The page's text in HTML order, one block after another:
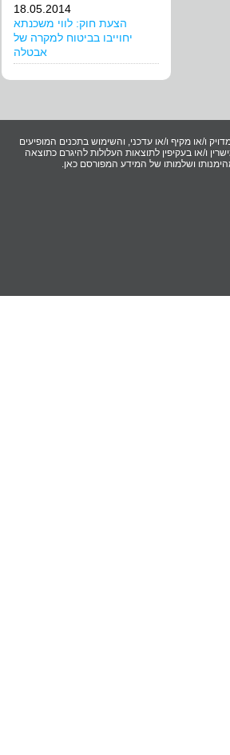
18.05.2014
הצעת חוק: לווי משכנתא
יחוייבו בביטוח למקרה של
אבטלה
ו/או מקיף ו/או עדכני, והשימוש בתכנים המופיעים
ו/או בעקיפין לתוצאות העלולות להיגרם כתוצאה
ושלמותו של המידע המפורסם כאן.